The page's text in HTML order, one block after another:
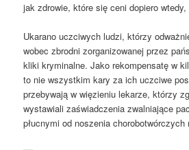
jak zdrowie, które się ceni dopiero
Ukarano uczciwych ludzi, którzy
wobec zbrodni zorganizowanej przez
kliki kryminalne. Jako rekompensatę w
to nie wszystkim kary za ich uczciwe
przebywają w więzieniu lekarze, którzy
wystawiali zaświadczenia zwalniające
płucnymi od noszenia chorobotwórczych